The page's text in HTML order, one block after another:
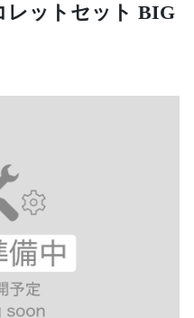
レットセット BIG